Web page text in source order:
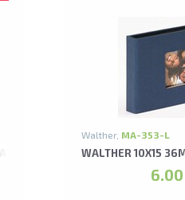
FUN ALBUMS
Walther, MA-353-L
WALTHER 10X15